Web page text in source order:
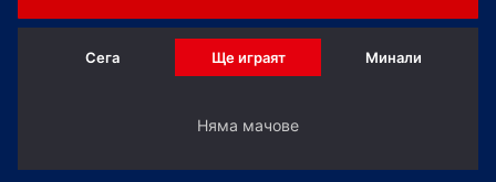
Сега Ще играят Минали
Няма мачове